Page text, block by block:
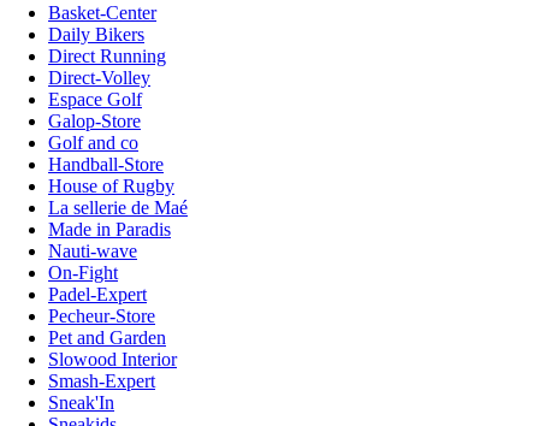
Basket-Center
Daily Bikers
Direct Running
Direct-Volley
Espace Golf
Galop-Store
Golf and co
Handball-Store
House of Rugby
La sellerie de Maé
Made in Paradis
Nauti-wave
On-Fight
Padel-Expert
Pecheur-Store
Pet and Garden
Slowood Interior
Smash-Expert
Sneak'In